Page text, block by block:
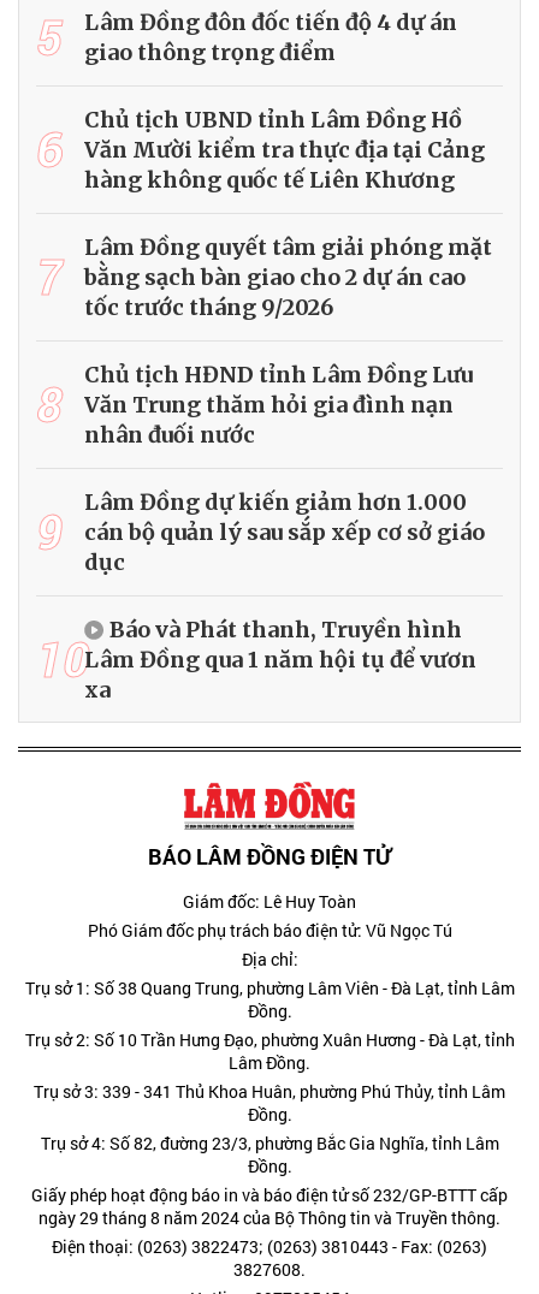
5
Lâm Đồng đôn đốc tiến độ 4 dự án
giao thông trọng điểm
6
Chủ tịch UBND tỉnh Lâm Đồng Hồ
Văn Mười kiểm tra thực địa tại Cảng
hàng không quốc tế Liên Khương
7
Lâm Đồng quyết tâm giải phóng mặt
bằng sạch bàn giao cho 2 dự án cao
tốc trước tháng 9/2026
8
Chủ tịch HĐND tỉnh Lâm Đồng Lưu
Văn Trung thăm hỏi gia đình nạn
nhân đuối nước
9
Lâm Đồng dự kiến giảm hơn 1.000
cán bộ quản lý sau sắp xếp cơ sở giáo
dục
10
Báo và Phát thanh, Truyền hình
Lâm Đồng qua 1 năm hội tụ để vươn
xa
BÁO LÂM ĐỒNG ĐIỆN TỬ
Giám đốc: Lê Huy Toàn
Phó Giám đốc phụ trách báo điện tử: Vũ Ngọc Tú
Địa chỉ:
Trụ sở 1: Số 38 Quang Trung, phường Lâm Viên - Đà Lạt, tỉnh Lâm
Đồng.
Trụ sở 2: Số 10 Trần Hưng Đạo, phường Xuân Hương - Đà Lạt, tỉnh
Lâm Đồng.
Trụ sở 3: 339 - 341 Thủ Khoa Huân, phường Phú Thủy, tỉnh Lâm
Đồng.
Trụ sở 4: Số 82, đường 23/3, phường Bắc Gia Nghĩa, tỉnh Lâm
Đồng.
Giấy phép hoạt động báo in và báo điện tử số 232/GP-BTTT cấp
ngày 29 tháng 8 năm 2024 của Bộ Thông tin và Truyền thông.
Điện thoại: (0263) 3822473; (0263) 3810443 - Fax: (0263)
3827608.